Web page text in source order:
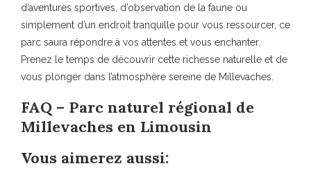
d’aventures sportives, d’observation de la faune ou
simplement d’un endroit tranquille pour vous ressourcer, ce
parc saura répondre à vos attentes et vous enchanter.
Prenez le temps de découvrir cette richesse naturelle et de
vous plonger dans l’atmosphère sereine de Millevaches.
FAQ – Parc naturel régional de
Millevaches en Limousin
Vous aimerez aussi: